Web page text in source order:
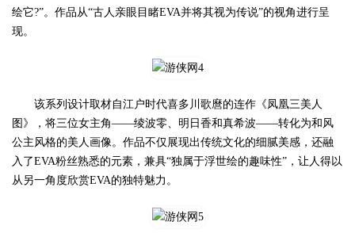
绘它?”。作品从“古人亲眼目睹EVA并将其视为传说”的视角进行呈
现。
该系列设计取材自江户时代喜多川歌麿的连作《凤凰三美人
图》，将三位女主角——绫波零、明日香和真希波——转化为和风
公主风格的美人画像。作品不仅展现出传统文化的细腻美感，还融
入了EVA粉丝熟悉的元素，兼具“独属于浮世绘的趣味性”，让人得以
从另一角度欣赏EVA的独特魅力。